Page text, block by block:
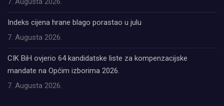
Indeks cijena hrane blago porastao u julu
7. Augusta 2026.
CIK BiH ovjerio 64 kandidatske liste za kompenzacijske
mandate na Općim izborima 2026.
7. Augusta 2026.